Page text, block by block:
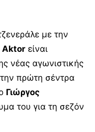
με την
Aktor είναι
νέας αγωνιστικής
πρώτη σέντρα
Γιώργος
του για τη σεζόν